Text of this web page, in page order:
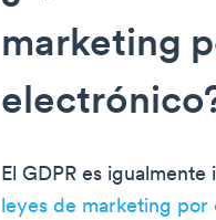
marketing
El GDPR es
leyes de marketing